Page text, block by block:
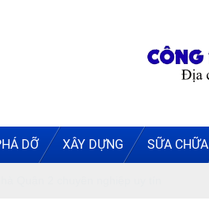
DỠ XÂY DỰNG SỮA CHỮA